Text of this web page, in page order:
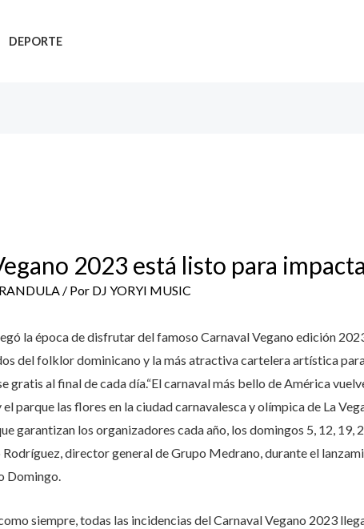
DEPORTE
2023 está listo para
/ Por DJ YORYI MUSIC
la época de disfrutar del famoso Carnaval Vegano edición
del folklor dominicano y la más atractiva cartelera artística
gratis al final de cada día.“El carnaval más bello de América
el parque las flores en la ciudad carnavalesca y olímpica de La
garantizan los organizadores cada año, los domingos 5, 12, 19,
director general de Grupo Medrano, durante el
Domingo.
siempre, todas las incidencias del Carnaval Vegano 2023